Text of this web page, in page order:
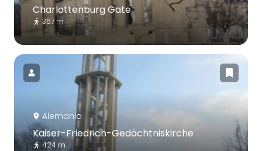
Charlottenburg Gate
367 m
Alemania
Kaiser-Friedrich-Gedächtniskirche
424 m